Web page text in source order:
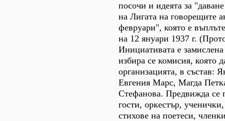
посочи и идеята за
на Лигата на говорещите
февруари", която е
на 12 януари 1937 г.
Инициативата е
избира се комисия, която
организацията, в състав:
Евгения Марс, Магда
Стефанова. Предвижда се
гости, оркестър,
стихове на поетеси,